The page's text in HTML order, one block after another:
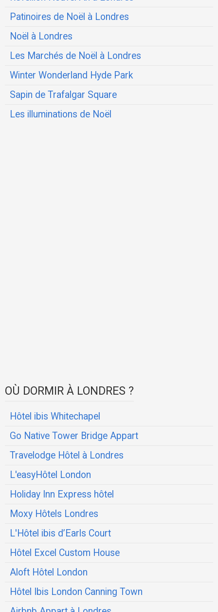
Patinoires de Noël à Londres
Noël à Londres
Les Marchés de Noël à Londres
Winter Wonderland Hyde Park
Sapin de Trafalgar Square
Les illuminations de Noël
OÙ DORMIR À LONDRES ?
Hôtel ibis Whitechapel
Go Native Tower Bridge Appart
Travelodge Hôtel à Londres
L'easyHôtel London
Holiday Inn Express hôtel
Moxy Hôtels Londres
L'Hôtel ibis d’Earls Court
Hôtel Excel Custom House
Aloft Hôtel London
Hôtel Ibis London Canning Town